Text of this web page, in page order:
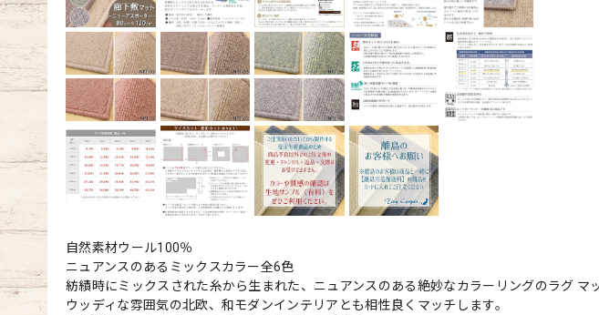
自然素材ウール100％
ニュアンスのあるミックスカラー全6色
紡績時にミックスされた糸から生まれた、ニュアンスのある絶妙なカラーリングのラグ マ
ウッディな雰囲気の北欧、和モダンインテリアとも相性良くマッチします。